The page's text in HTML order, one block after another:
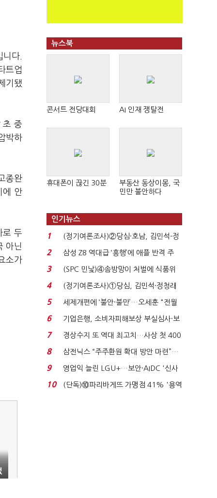
다.
트업
기됐
초 중
박하
종완
에 안
로 두
아닌
소가
뉴스북
콘서트 전당대회 AI 인재 쟁탈전
휴대폰이 끊긴 30분
부동산 동상이몽, 국
민만 불안하다
인기뉴스
1
(정기여론조사)②당심·호남, 김민석-정
청래 '초접전'...
2
삼성 Z8 역대급 ‘흥행’에 애플 반격 주
목…9월 ‘폴...
3
(SPC 민낯)④솜방망이 처벌에 식품위
생법 위반 반복...
4
(정기여론조사)①당심, 김민석·정청래
'초접전'…대통령 ...
5
세제개편에 ‘불안·불만’…오세훈 "전월
세 구하기 더 ...
6
기업은행, 소비자피해보상 부실심사·보
이스피싱 공시 ...
7
경상수지 또 역대 최고치…사상 첫 400
억달러에 '3% 성...
8
삼전닉스 “주주환원 확대 방안 마련”…
로이터에 성명...
9
영업익 늘린 LGU+…보안·AIDC '신사
업 드라이브'...
10
(단독)⑩파리바게뜨 가맹점 41% '용역